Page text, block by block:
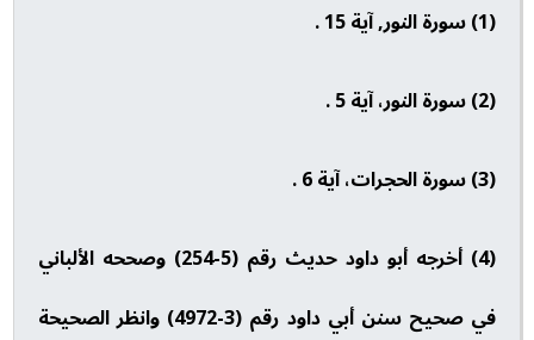
(1) سورة النور, آية 15 .
(2) سورة النور، آية 5 .
(3) سورة الحجرات، آية 6 .
(4) أخرجه أبو داود حديث رقم (5-254) وصححه الألباني
في صحيح سنن أبي داود رقم (3-4972) وانظر الصحيحة